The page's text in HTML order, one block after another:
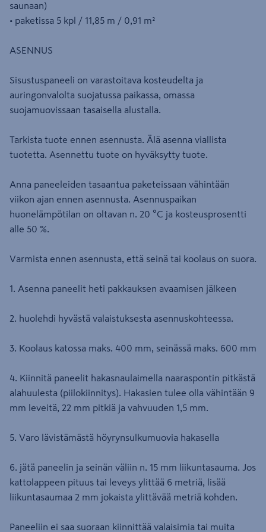
saunaan)
• paketissa 5 kpl / 11,85 m / 0,91 m²
ASENNUS
Sisustuspaneeli on varastoitava kosteudelta ja
auringonvalolta suojatussa paikassa, omassa
suojamuovissaan tasaisella alustalla.
Tarkista tuote ennen asennusta. Älä asenna viallista
tuotetta. Asennettu tuote on hyväksytty tuote.
Anna paneeleiden tasaantua paketeissaan vähintään
viikon ajan ennen asennusta. Asennuspaikan
huonelämpötilan on oltavan n. 20 °C ja kosteusprosentti
alle 50 %.
Varmista ennen asennusta, että seinä tai koolaus on suora.
1. Asenna paneelit heti pakkauksen avaamisen jälkeen
2. huolehdi hyvästä valaistuksesta asennuskohteessa.
3. Koolaus katossa maks. 400 mm, seinässä maks. 600 mm
4. Kiinnitä paneelit hakasnaulaimella naaraspontin pitkästä
alahuulesta (piilokiinnitys). Hakasien tulee olla vähintään 9
mm leveitä, 22 mm pitkiä ja vahvuuden 1,5 mm.
5. Varo lävistämästä höyrynsulkumuovia hakasella
6. jätä paneelin ja seinän väliin n. 15 mm liikuntasauma. Jos
kattolappeen pituus tai leveys ylittää 6 metriä, lisää
liikuntasaumaa 2 mm jokaista ylittävää metriä kohden.
Paneeliin ei saa suoraan kiinnittää valaisimia tai muita